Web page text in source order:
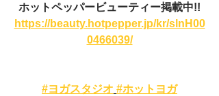
ホットペッパービューティー掲載中!!
https://beauty.hotpepper.jp/kr/slnH00
0466039/
#ヨガスタジオ #ホットヨガ